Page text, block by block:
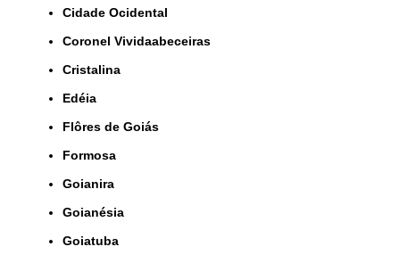
Cidade Ocidental
Coronel Vividaabeceiras
Cristalina
Edéia
Flôres de Goiás
Formosa
Goianira
Goianésia
Goiatuba